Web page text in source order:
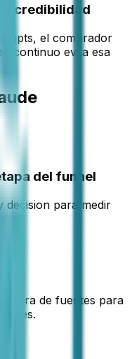
credibilidad
el comprador
continuo evita esa
del funnel
decision para medir
de fuentes para